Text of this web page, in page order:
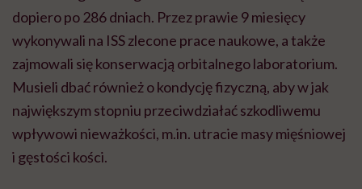
dopiero po 286 dniach. Przez prawie 9 miesięcy
wykonywali na ISS zlecone prace naukowe, a także
zajmowali się konserwacją orbitalnego laboratorium.
Musieli dbać również o kondycję fizyczną, aby w jak
największym stopniu przeciwdziałać szkodliwemu
wpływowi nieważkości, m.in. utracie masy mięśniowej
i gęstości kości.